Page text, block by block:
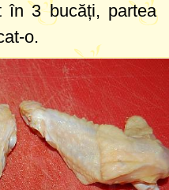
în 3 bucăți, partea
o.